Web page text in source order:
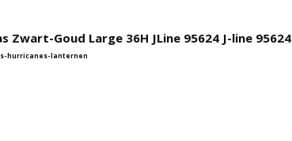
Zwart-Goud Large 36H JLine 95624 J-line 95624
hurricanes-lanternen